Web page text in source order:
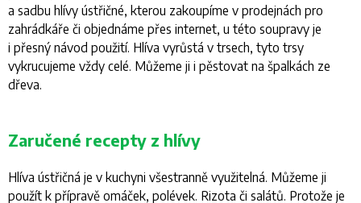
a sadbu hlívy ústřičné, kterou zakoupíme v prodejnách pro
zahrádkáře či objednáme přes internet, u této soupravy je
i přesný návod použití. Hlíva vyrůstá v trsech, tyto trsy
vykrucujeme vždy celé. Můžeme ji i pěstovat na špalkách ze
dřeva.
Zaručené recepty z hlívy
Hlíva ústřičná je v kuchyni všestranně využitelná. Můžeme ji
použít k přípravě omáček, polévek. Rizota či salátů. Protože je